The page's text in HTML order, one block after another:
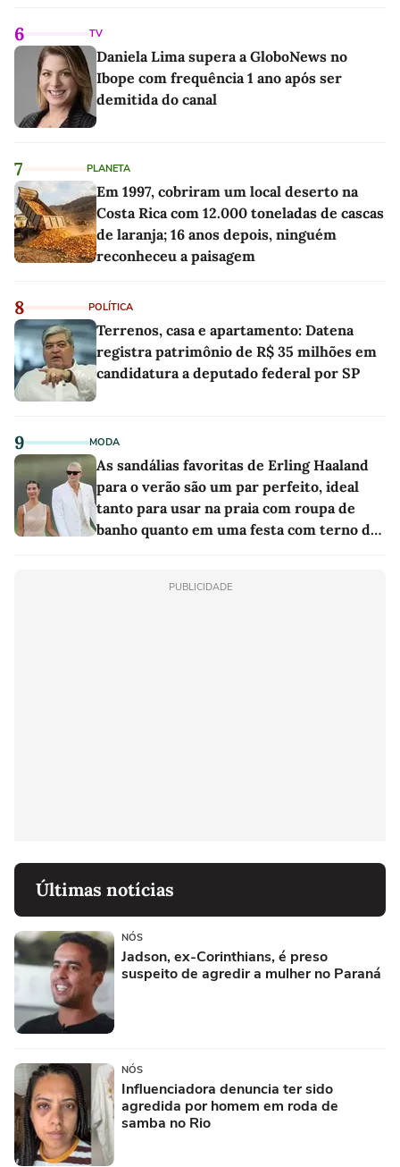
6 TV
Daniela Lima supera a GloboNews no
Ibope com frequência 1 ano após ser
demitida do canal
7 PLANETA
Em 1997, cobriram um local deserto na
Costa Rica com 12.000 toneladas de cascas
de laranja; 16 anos depois, ninguém
reconheceu a paisagem
8 POLÍTICA
Terrenos, casa e apartamento: Datena
registra patrimônio de R$ 35 milhões em
candidatura a deputado federal por SP
9 MODA
As sandálias favoritas de Erling Haaland
para o verão são um par perfeito, ideal
tanto para usar na praia com roupa de
banho quanto em uma festa com terno de
PUBLICIDADE
Últimas notícias
NÓS
Jadson, ex-Corinthians, é preso
suspeito de agredir a mulher no Paraná
NÓS
Influenciadora denuncia ter sido
agredida por homem em roda de
samba no Rio